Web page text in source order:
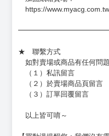
－每週一～三下單者，於
★ 賣場出貨方式
［１～２本書］三層氣泡
［３～７本書］三層氣泡
［８本以上］ 三層氣泡布
（另有加固紙箱賣場，如
https://